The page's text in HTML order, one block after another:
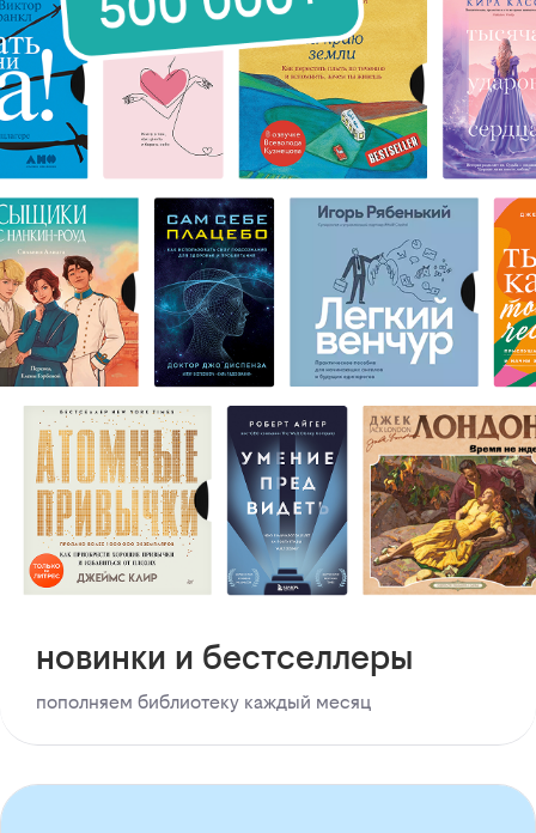
новинки и бестселлеры
пополняем библиотеку каждый месяц